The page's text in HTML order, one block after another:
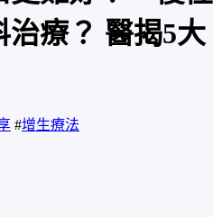
療？ 醫揭5大
#增生療法